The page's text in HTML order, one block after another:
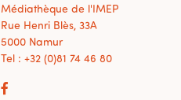
Médiathèque de l'IMEP
Rue Henri Blès, 33A
5000 Namur
Tel : +32 (0)81 74 46 80